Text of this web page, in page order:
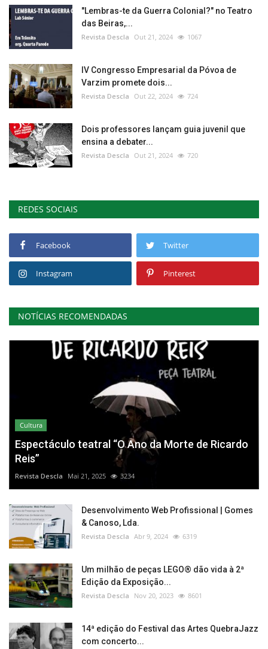
"Lembras-te da Guerra Colonial?" no Teatro
das Beiras,...
Revista Descla Out 21, 2024 1067
IV Congresso Empresarial da Póvoa de
Varzim promete dois...
Revista Descla Out 22, 2024 724
Dois professores lançam guia juvenil que
ensina a debater...
Revista Descla Out 21, 2024 720
REDES SOCIAIS
Facebook Twitter
Instagram Pinterest
NOTÍCIAS RECOMENDADAS
Cultura
Espectáculo teatral “O Ano da Morte de Ricardo
Reis”
Revista Descla Mai 21, 2025 3234
Desenvolvimento Web Profissional | Gomes
& Canoso, Lda.
Revista Descla Abr 9, 2024 6319
Um milhão de peças LEGO® dão vida à 2ª
Edição da Exposição...
Revista Descla Nov 20, 2023 8601
14ª edição do Festival das Artes QuebraJazz
com concerto...